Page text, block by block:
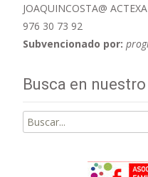
JOAQUINCOSTA@
976 30 73 92
Subvencionado por:
Busca en
Buscar
por: